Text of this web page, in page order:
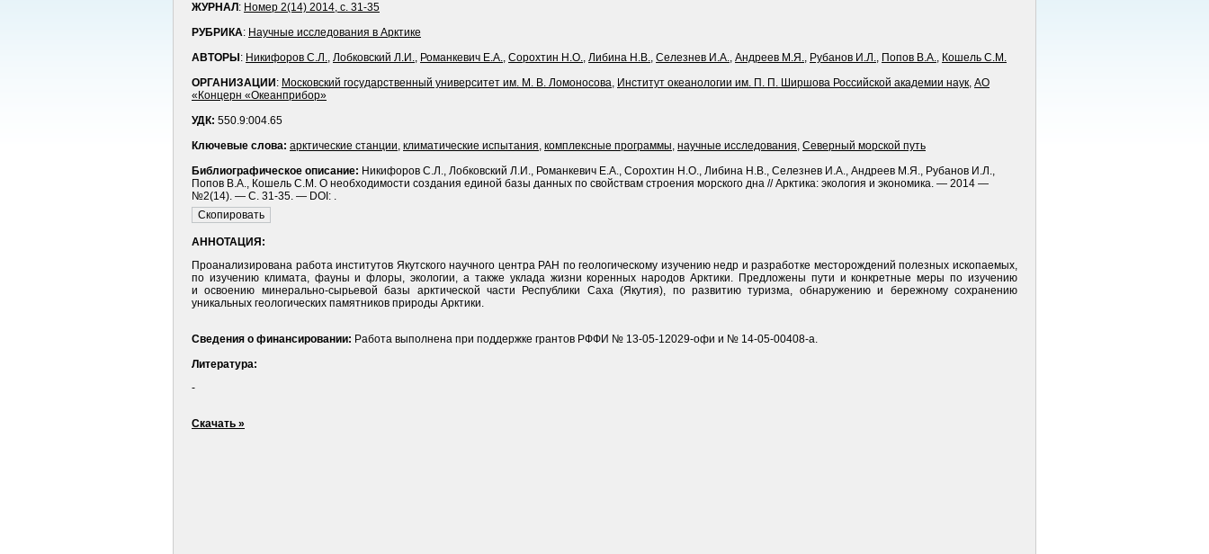
ЖУРНАЛ : Номер 2(14) 2014, с. 31-35
РУБРИКА: Научные исследования в Арктике
АВТОРЫ : Никифоров С.Л., Лобковский Л.И., Романкевич Е.А., Сорохтин Н.О., Либина Н.В., Селезнев И.А., Андреев М.Я., Рубанов И.Л., Попов В.А., Кошель С.М.
ОРГАНИЗАЦИИ : Московский государственный университет им. М. В. Ломоносова, Институт океанологии им. П. П. Ширшова Российской академии наук, АО
«Концерн «Океанприбор»
УДК: 550.9:004.65
Ключевые слова: арктические станции, климатические испытания, комплексные программы, научные исследования, Северный морской путь
Библиографическое описание: Никифоров С.Л., Лобковский Л.И., Романкевич Е.А., Сорохтин Н.О., Либина Н.В., Селезнев И.А., Андреев М.Я., Рубанов И.Л.,
Попов В.А., Кошель С.М. О необходимости создания единой базы данных по свойствам строения морского дна // Арктика: экология и экономика. — 2014 —
№2(14). — С. 31-35. — DOI: .
АННОТАЦИЯ:
Проанализирована работа институтов Якутского научного центра РАН по геологическому изучению недр и разработке месторождений полезных ископаемых,
по изучению климата, фауны и флоры, экологии, а также уклада жизни коренных народов Арктики. Предложены пути и конкретные меры по изучению
и освоению минерально-сырьевой базы арктической части Республики Саха (Якутия), по развитию туризма, обнаружению и бережному сохранению
уникальных геологических памятников природы Арктики.
Сведения о финансировании: Работа выполнена при поддержке грантов РФФИ № 13-05-12029-офи и № 14-05-00408-а.
Литература:
-
Скачать »